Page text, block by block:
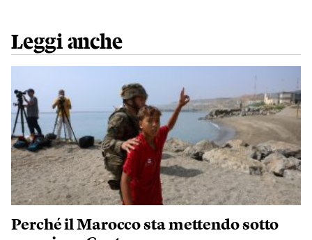
Leggi anche
Perché il Marocco sta mettendo sotto